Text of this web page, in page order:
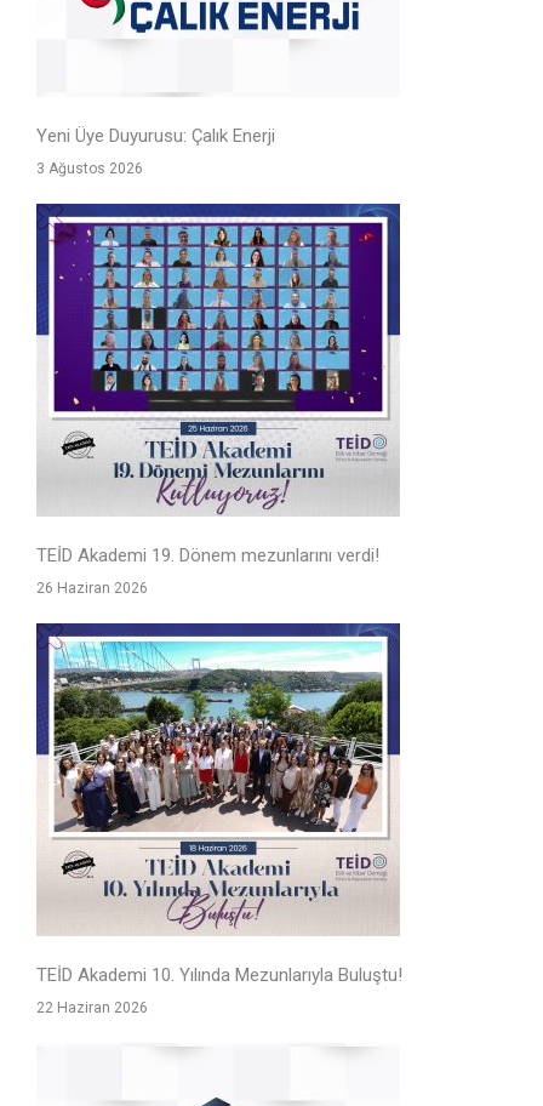
Yeni Üye Duyurusu: Çalık Enerji
3 Ağustos 2026
TEİD Akademi 19. Dönem mezunlarını verdi!
26 Haziran 2026
TEİD Akademi 10. Yılında Mezunlarıyla Buluştu!
22 Haziran 2026